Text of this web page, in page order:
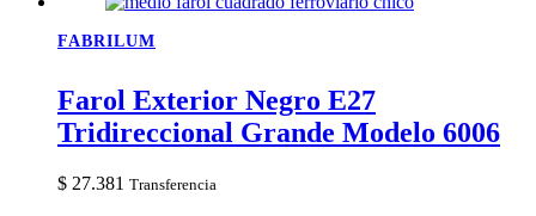
FABRILUM
Farol Exterior Negro E27
Tridireccional Grande Modelo 6006
$ 27.381 Transferencia